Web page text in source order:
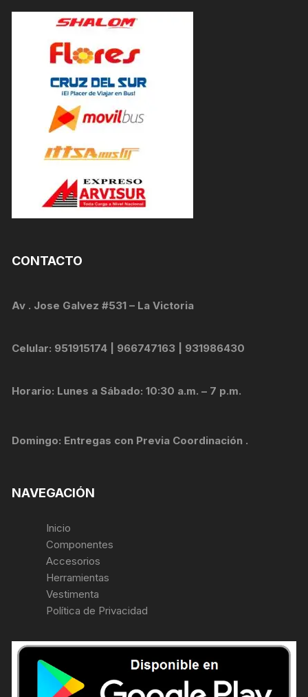
CONTACTO
Av . Jose Galvez #531 – La Victoria
Celular: 951915174 | 966747163 | 931986430
Horario: Lunes a Sábado: 10:30 a.m. – 7 p.m.
Domingo: Entregas con Previa Coordinación .
NAVEGACIÓN
Inicio
Componentes
Accesorios
Herramientas
Vestimenta
Política de Privacidad